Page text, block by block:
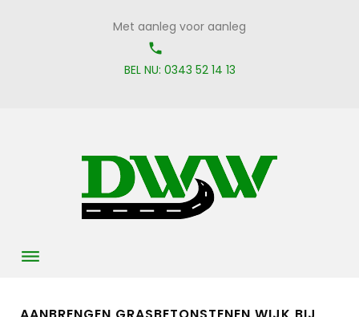
Met aanleg voor aanleg
call_on
BEL NU: 0343 52 14 13